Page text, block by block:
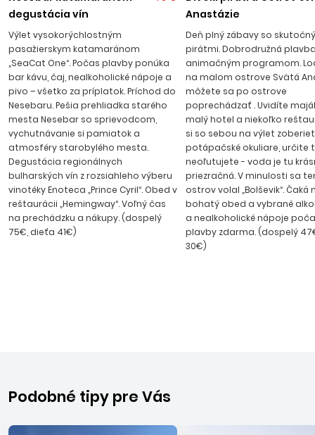
príjemnej atmosfére Kitenu neodmysliteľne patria plážové
nachádza množstvo obchodov a stánkov so suvenírmi.
Transfer z letiska trvá cca 1 hod. 20 min.
degustácia vín
Výlet vysokorýchlostným
pasažierskym katamaránom
„SeaCat One“. Počas plavby ponúka
bar kávu, čaj, nealkoholické nápoje a
pivo – všetko za príplatok. Príchod do
Nesebaru. Pešia prehliadka starého
mesta Nesebar so sprievodcom,
vychutnávanie si pamiatok a
atmosféry starobylého mesta.
Degustácia regionálnych
bulharských vín z rozsiahleho výberu
vinotéky Enoteca „Prince Cyril“. Obed v
reštaurácii „Hemingway“. Voľný čas
na prechádzku a nákupy. (dospelý
75€, dieťa 41€)
Anastázie
Deň plný zábavy so
pirátmi. Dobrodružná
animačným programom.
na malom ostrove Svätá
môžete sa po ostrove
poprechádzať . Uvidíte
malý hotel a niekoľko
si so sebou na výlet
potápačské okuliare, určite
neoľutujete - voda je tu
priezračná. V minulosti sa
ostrov volal „Bolševik“. Čaká
bohatý obed a vybrané
a nealkoholické nápoje
plavby zdarma. (dospelý
30€)
Podobné tipy pre Vás